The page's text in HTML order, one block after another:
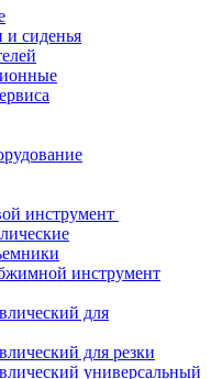
сиденья
инструмент
инструмент
для
для резки
универсальный